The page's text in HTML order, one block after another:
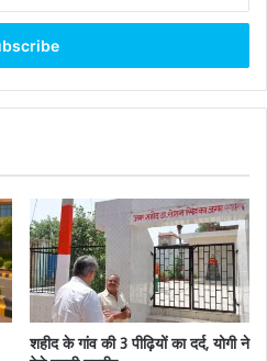
शहीद के गांव की 3 पीढ़ियों का दर्द, योगी ने